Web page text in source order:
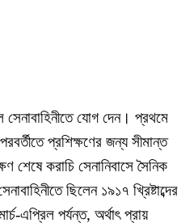
সেনাবাহিনীতে যোগ দেন। প্রথমে
প্রশিক্ষণের জন্য সীমান্ত
শেষে করাচি সেনানিবাসে সৈনিক
ছিলেন ১৯১৭ খ্রিষ্টাব্দের
এপ্রিল পর্যন্ত, অর্থাৎ প্রায়